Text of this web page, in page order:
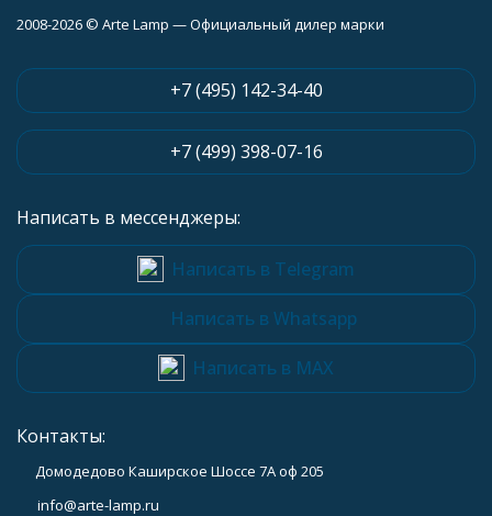
2008-2026 © Arte Lamp — Официальный дилер марки
+7 (495) 142-34-40
+7 (499) 398-07-16
Написать в мессенджеры:
Написать в Telegram
Написать в Whatsapp
Написать в MAX
Контакты:
Домодедово Каширское Шоссе 7А оф 205
info@arte-lamp.ru